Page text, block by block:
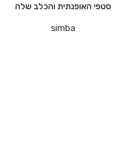
סטפי האופנתית והכלב שלה
simba